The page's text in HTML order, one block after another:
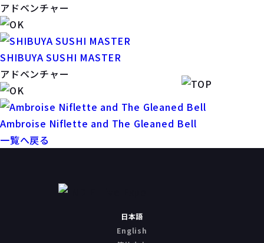
アドベンチャー
SHIBUYA SUSHI MASTER
アドベンチャー
Ambroise Niflette and The Gleaned Bell
一覧へ戻る
日本語
English